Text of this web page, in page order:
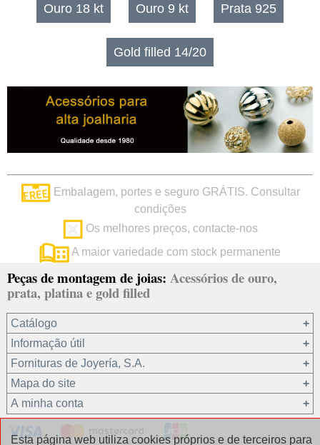
Ouro 18 kt Ouro 9 kt Prata 925
Gold filled 14/20
Embalagem, portes e seguro GRÁTIS. Consultar
condições
Os melhores preços, contacte-nos
A maior variedade com stock permanente
Peças de montagem de joias: Acessórios de ouro,
prata, platina e gold filled
Catálogo
Ouro 18 kt
Ouro 9 kt
Platina 22.8 kt
Prata 925
Informação útil
Fornituras de Joyería, S.A.
Quem somos?
condições de venda
Mapa do site
A minha conta
Esta página web utiliza cookies próprios e de terceiros para